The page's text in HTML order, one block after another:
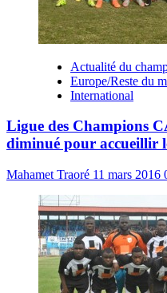
Actualité du
Europe/Reste du
International
Ligue des Champions
diminué pour accueillir
Mahamet Traoré 11 mars 2016